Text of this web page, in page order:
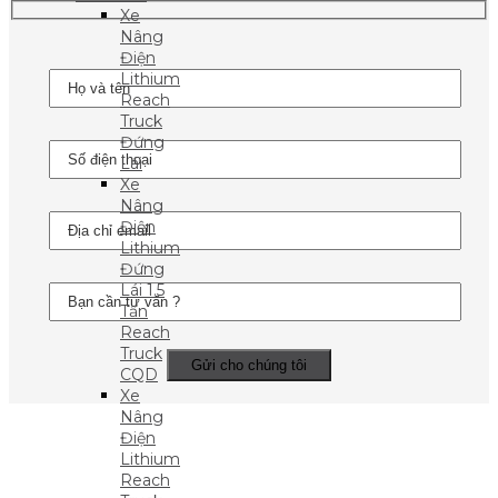
Xe
Nâng
Điện
Lithium
Reach
Truck
Đứng
Lái
Xe
Nâng
Điện
Lithium
Đứng
Lái 1.5
Tấn
Reach
Truck
CQD
Xe
Nâng
Điện
Lithium
Reach